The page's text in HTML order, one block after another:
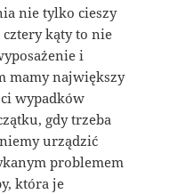
nie tylko cieszy
cztery kąty to nie
i
mamy największy
wypadków
gdy trzeba
urządzić
problemem
która je